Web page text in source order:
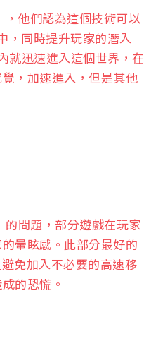
他們認為這個技術可以
，同時提升玩家的潛入
就迅速進入這個世界，在
，加速進入，但是其他
問題，部分遊戲在玩家
暈眩感。此部分最好的
免加入不必要的高速移
的恐慌。